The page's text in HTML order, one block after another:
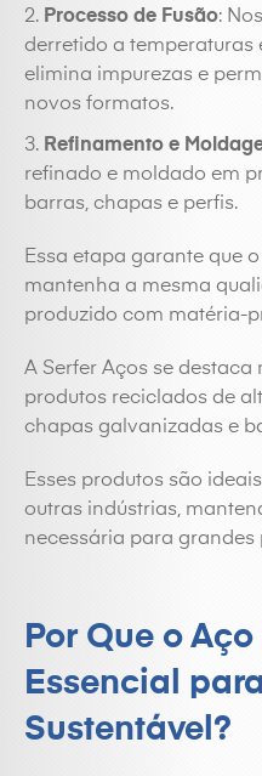
Processo de Fusão:
derretido a temperaturas
elimina impurezas e
novos formatos.
Refinamento e
refinado e moldado em
barras, chapas e perfis.
Essa etapa garante que
mantenha a mesma
produzido com matéria-
A Serfer Aços se
produtos reciclados de
chapas galvanizadas e
Esses produtos são
outras indústrias,
necessária para grandes
Por Que o
Essencial
Sustentável?